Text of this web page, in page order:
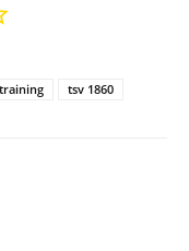
training tsv 1860